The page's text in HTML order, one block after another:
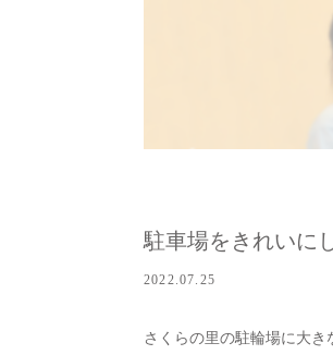
駐車場をきれいに
2022.07.25
さくらの里の駐輪場に大